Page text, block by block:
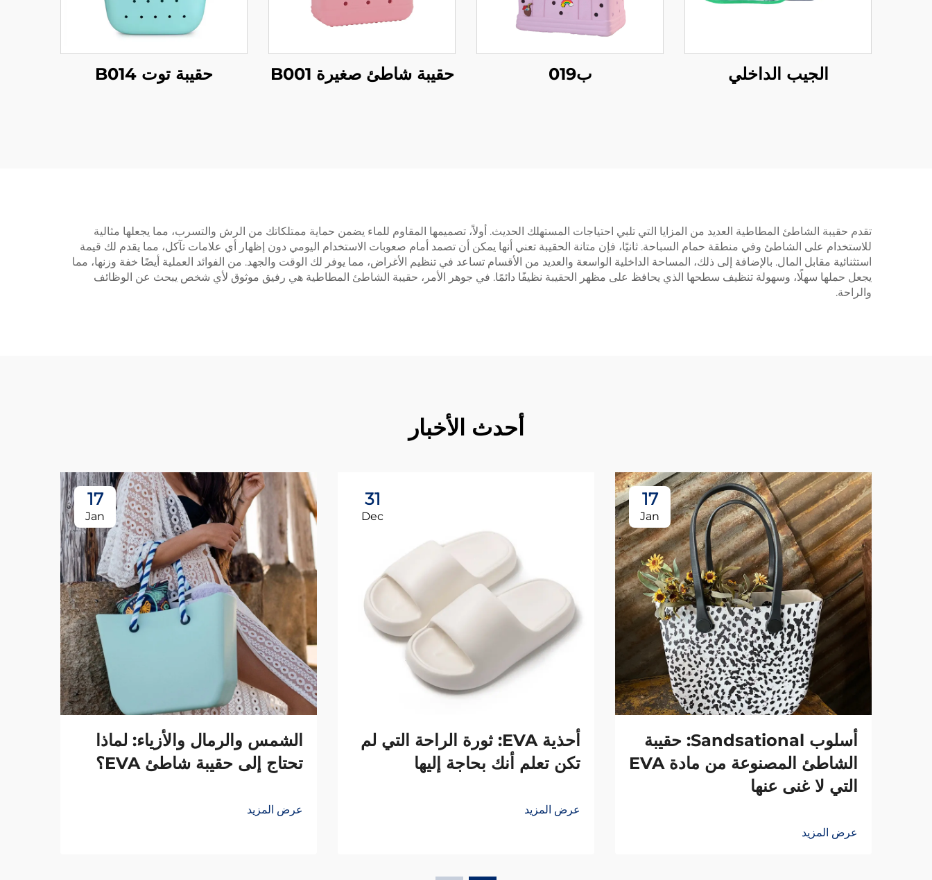
الجيب الداخلي ب019 حقيبة شاطئ صغيرة B001 حقيبة توت B014
تقدم حقيبة الشاطئ المطاطية العديد من المزايا التي تلبي احتياجات المستهلك الحديث. أولاً، تصميمها المقاوم للماء يضمن حماية ممتلكاتك من الرش والتسرب، مما يجعلها مثالية
للاستخدام على الشاطئ وفي منطقة حمام السباحة. ثانيًا، فإن متانة الحقيبة تعني أنها يمكن أن تصمد أمام صعوبات الاستخدام اليومي دون إظهار أي علامات تآكل، مما يقدم لك قيمة
استثنائية مقابل المال. بالإضافة إلى ذلك، المساحة الداخلية الواسعة والعديد من الأقسام تساعد في تنظيم الأغراض، مما يوفر لك الوقت والجهد. من الفوائد العملية أيضًا خفة وزنها، مما
يجعل حملها سهلًا، وسهولة تنظيف سطحها الذي يحافظ على مظهر الحقيبة نظيفًا دائمًا. في جوهر الأمر، حقيبة الشاطئ المطاطية هي رفيق موثوق لأي شخص يبحث عن الوظائف
والراحة.
أحدث الأخبار
17
Jan
أسلوب Sandsational: حقيبة
الشاطئ المصنوعة من مادة EVA
التي لا غنى عنها
عرض المزيد
31
Dec
أحذية EVA: ثورة الراحة التي لم
تكن تعلم أنك بحاجة إليها
عرض المزيد
17
Jan
الشمس والرمال والأزياء: لماذا
تحتاج إلى حقيبة شاطئ EVA؟
عرض المزيد